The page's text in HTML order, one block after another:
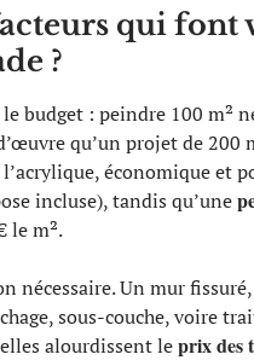
qui font
?
budget : peindre 100 m²
qu’un projet de 200
économique et
incluse), tandis qu’une
le m².
nécessaire. Un mur
sous-couche, voire
alourdissent leprix des